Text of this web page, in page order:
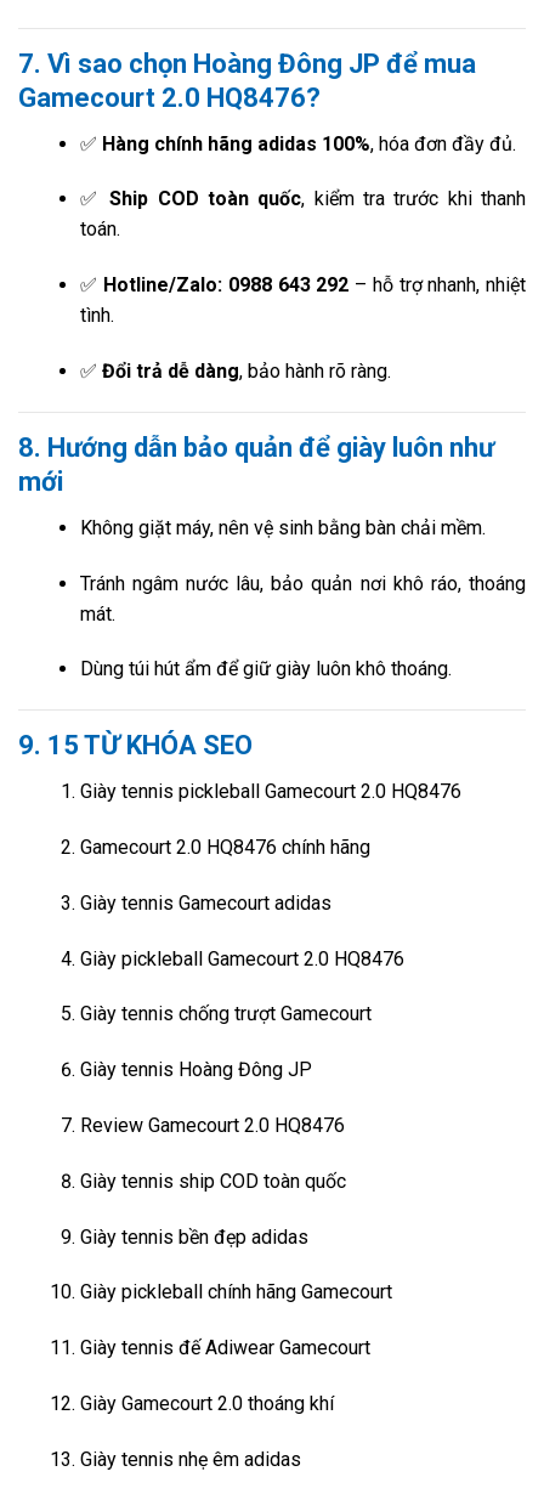
7. Vì sao chọn Hoàng Đông JP để mua
Gamecourt 2.0 HQ8476?
✅ Hàng chính hãng adidas 100%, hóa đơn đầy đủ.
✅Ship COD toàn quốc, kiểm tra trước khi thanh
toán.
✅ Hotline/Zalo: 0988 643 292 – hỗ trợ nhanh, nhiệt
tình.
✅ Đổi trả dễ dàng, bảo hành rõ ràng.
8. Hướng dẫn bảo quản để giày luôn như
mới
Không giặt máy, nên vệ sinh bằng bàn chải mềm.
Tránh ngâm nước lâu, bảo quản nơi khô ráo, thoáng
mát.
Dùng túi hút ẩm để giữ giày luôn khô thoáng.
9. 15 TỪ KHÓA SEO
Giày tennis pickleball Gamecourt 2.0 HQ8476
Gamecourt 2.0 HQ8476 chính hãng
Giày tennis Gamecourt adidas
Giày pickleball Gamecourt 2.0 HQ8476
Giày tennis chống trượt Gamecourt
Giày tennis Hoàng Đông JP
Review Gamecourt 2.0 HQ8476
Giày tennis ship COD toàn quốc
Giày tennis bền đẹp adidas
Giày pickleball chính hãng Gamecourt
Giày tennis đế Adiwear Gamecourt
Giày Gamecourt 2.0 thoáng khí
Giày tennis nhẹ êm adidas